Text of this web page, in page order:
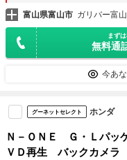
富山県富山市 ガリバー富
まず
無料通
今あ
グーネットセレクト ホンダ
Ｎ－ＯＮＥ Ｇ・Ｌパ
ＶＤ再生 バックカメ